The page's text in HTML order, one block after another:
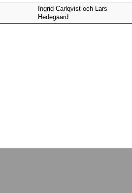
Ingrid Carlqvist och Lars
Hedegaard